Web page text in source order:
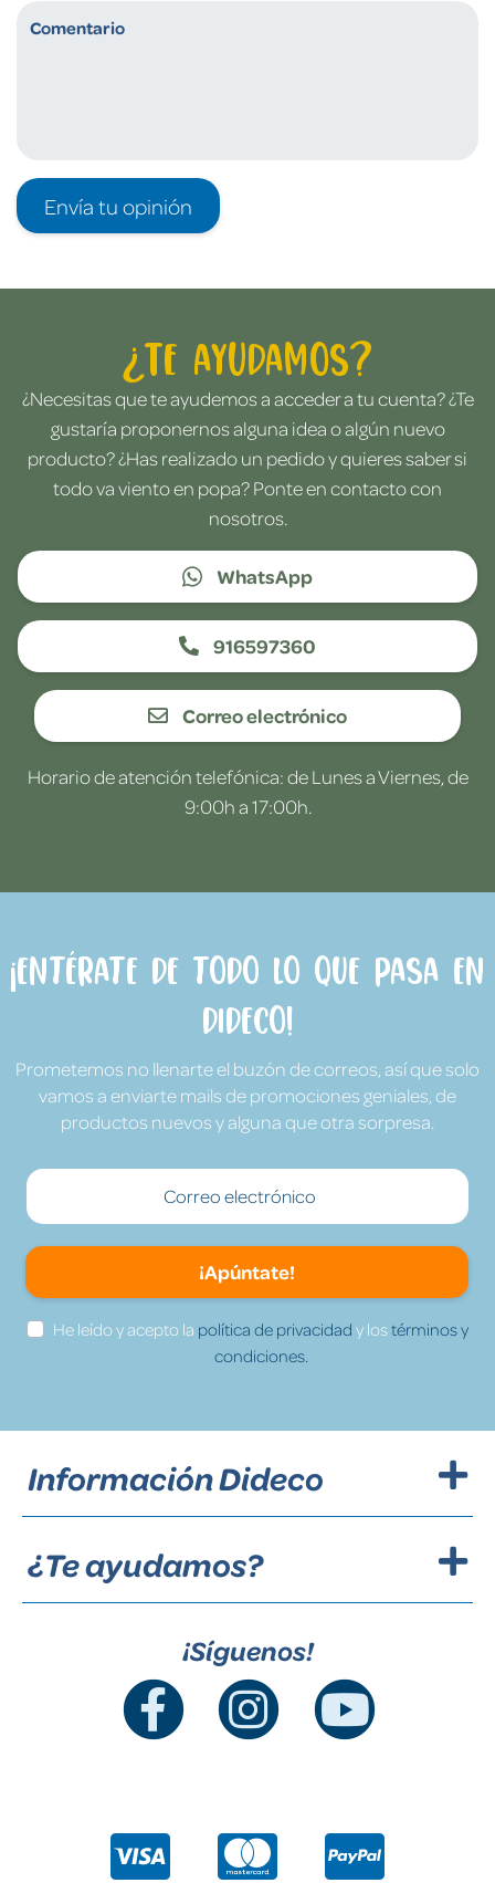
Envía tu opinión
¿Te ayudamos?
¿Necesitas que te ayudemos a acceder a tu cuenta? ¿Te
gustaría proponernos alguna idea o algún nuevo
producto? ¿Has realizado un pedido y quieres saber si
todo va viento en popa? Ponte en contacto con
nosotros.
WhatsApp
916597360
Correo electrónico
Horario de atención telefónica: de Lunes a Viernes, de
9:00h a 17:00h.
¡Entérate de todo lo que pasa en
Dideco!
Prometemos no llenarte el buzón de correos, así que solo
vamos a enviarte mails de promociones geniales, de
productos nuevos y alguna que otra sorpresa.
¡Apúntate!
He leído y acepto la política de privacidad y lostérminos y
condiciones.
Información Dideco
¿Te ayudamos?
¡Síguenos!